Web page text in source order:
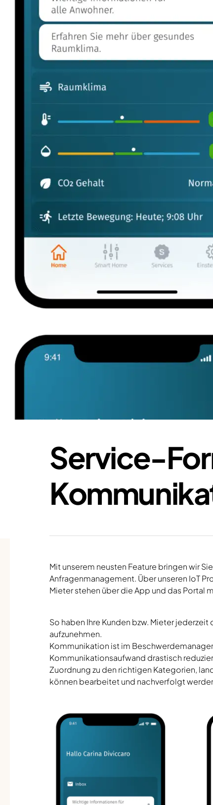
Service-
Mit unserem neusten Feature bringen wir
Anfragenmanagement. Über unseren IoT
Mieter stehen über die App und das Portal
So haben Ihre Kunden bzw. Mieter
aufzunehmen.
Kommunikation ist im
Kommunikationsaufwand drastisch
Zuordnung zu den richtigen Kategorien,
können bearbeitet und nachverfolgt